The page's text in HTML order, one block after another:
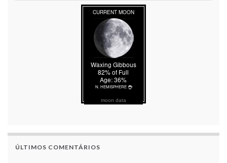
moon data
ÚLTIMOS COMENTÁRIOS